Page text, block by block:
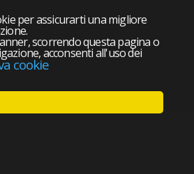
per assicurarti una migliore
scorrendo questa pagina o
acconsenti all'uso dei
cookie